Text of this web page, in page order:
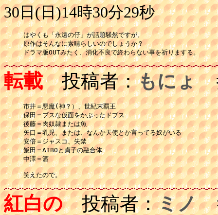
30日(日)14時30分29秒
はやくも「永遠の仔」が話題騒然ですが、
原作はそんなに素晴らしいのでしょうか？
ドラマ版OUTみたく、消化不良で終わらない事を祈りまする。
転載投稿者：もにょ
市井＝悪魔(神？）、世紀末覇王
保田＝ブスな仮面をかぶったドブス
後藤＝肉奴隷または魚
矢口＝乳児、または、なんか天使とか言ってる奴がいる
安倍＝ジャスコ、失禁
飯田＝AIBOと貞子の融合体
中澤＝酒
紅白の投稿者：ミノ